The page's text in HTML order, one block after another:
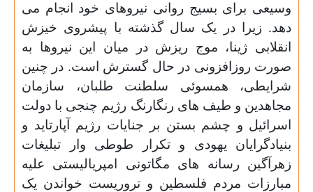
وسیعی برای بسیج روانی نیروهای خود انجام می
دهد. زیرا در یک سال گذشته با پیشروی خیزش
انقلابی ژینا، موج ریزش در میان این نیروها به
صورت روزافزونی در حال گسترش است. در چنین
شرایطی، همسوئی سلطنت طلبان، سازمان
مجاهدین و طیف های رنگارنگ رژیم چنجی با دولت
اسرائیل و چشم بستن بر جنایات رژیم آپارتاید و
بنیادگرایان یهودی و تکرار طوطی وار تبلیغات
زهرآگین رسانه های مگاتونی امپریالیستی علیه
مبارزات مردم فلسطین و تروریست خواندن یک